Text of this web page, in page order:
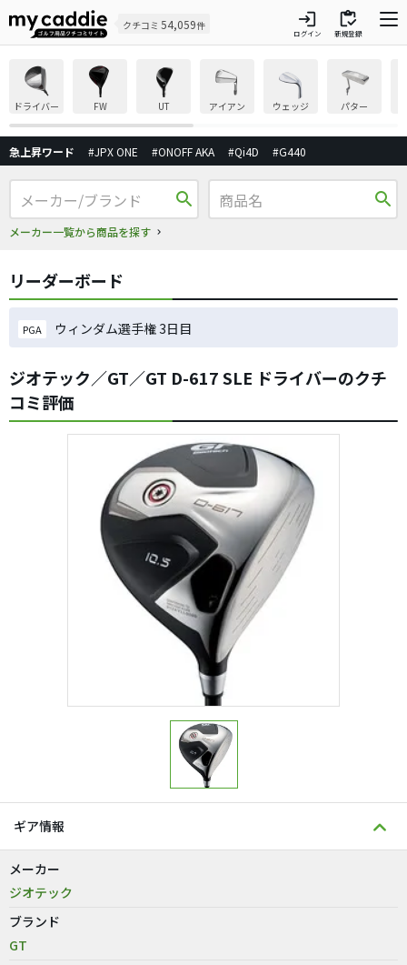
クチコミ 54,059件 login
ログイン
inventory
新規登録
ドライバー FW UT アイアン ウェッジ パター
急上昇ワード #JPX ONE #ONOFF AKA #Qi4D #G440
search
メーカー一覧から商品を探す
search
リーダーボード
PGA ウィンダム選手権 3日目
ジオテック／GT／GT D-617 SLE ドライバーのクチ
コミ評価
ギア情報
メーカー
ジオテック
ブランド
GT